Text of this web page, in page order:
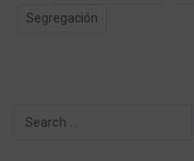
Segregación
Search